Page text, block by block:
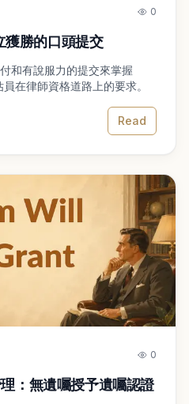
0
獲勝的口頭提交
和有說服力的提交來掌握
在律師資格道路上的要求。
Read
0
：無遺囑授予遺囑認證